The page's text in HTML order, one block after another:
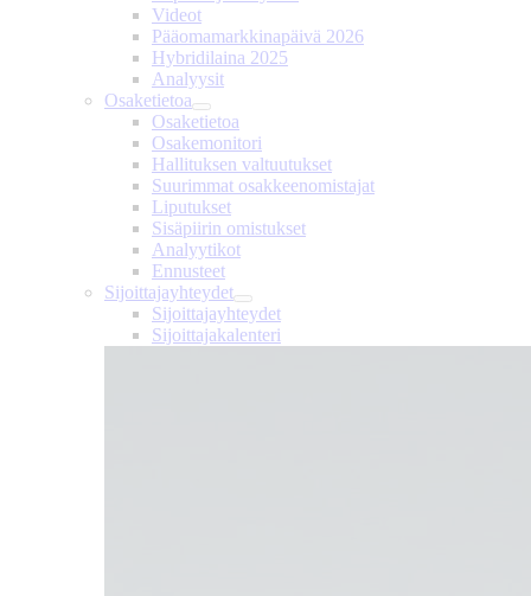
Videot
Pääomamarkkinapäivä 2026
Hybridilaina 2025
Analyysit
Osaketietoa
Osaketietoa
Osakemonitori
Hallituksen valtuutukset
Suurimmat osakkeenomistajat
Liputukset
Sisäpiirin omistukset
Analyytikot
Ennusteet
Sijoittajayhteydet
Sijoittajayhteydet
Sijoittajakalenteri